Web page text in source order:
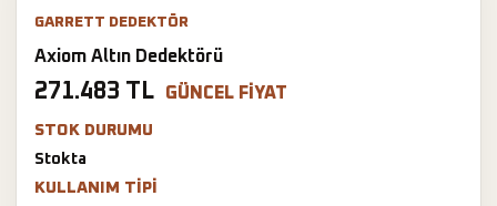
GARRETT DEDEKTÖR
Axiom Altın Dedektörü
271.483 TL GÜNCEL FIYAT
STOK DURUMU
Stokta
KULLANIM TIPI